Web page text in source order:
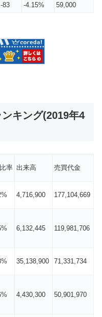
-83 -4.15% 59,000
キング(2019年4
率 出来高 売買代金
4,716,900 177,104,669
6,132,445 119,981,706
35,138,900 71,331,734
4,430,300 50,901,970